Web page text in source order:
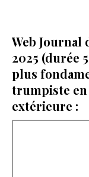
Web Journal
2025 (durée
plus
trumpiste
extérieure :